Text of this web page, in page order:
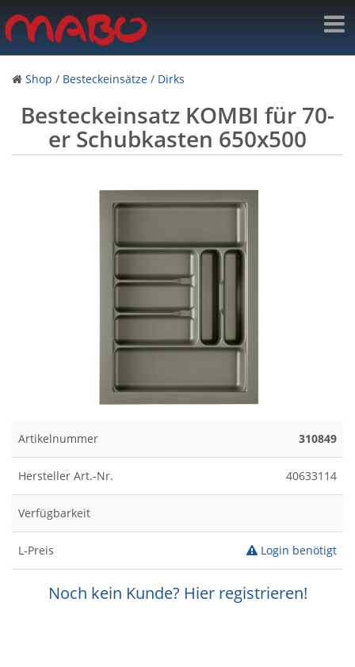
Shop / Besteckeinsätze / Dirks
Besteckeinsatz KOMBI für 70-
er Schubkasten 650x500
Artikelnummer 310849
Hersteller Art.-Nr. 40633114
Verfügbarkeit
L-Preis Login benötigt
Noch kein Kunde? Hier registrieren!